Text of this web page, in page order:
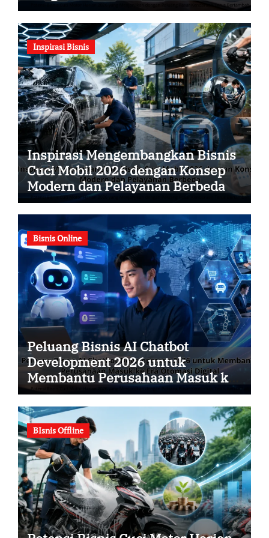
Inspirasi Bisnis
Inspirasi Mengembangkan Bisnis
Cuci Mobil 2026 dengan Konsep
Modern dan Pelayanan Berbeda
Bisnis Online
Peluang Bisnis AI Chatbot
Development 2026 untuk
Membantu Perusahaan Masuk ke
Era Otomasi Digital
BIsnis Offline